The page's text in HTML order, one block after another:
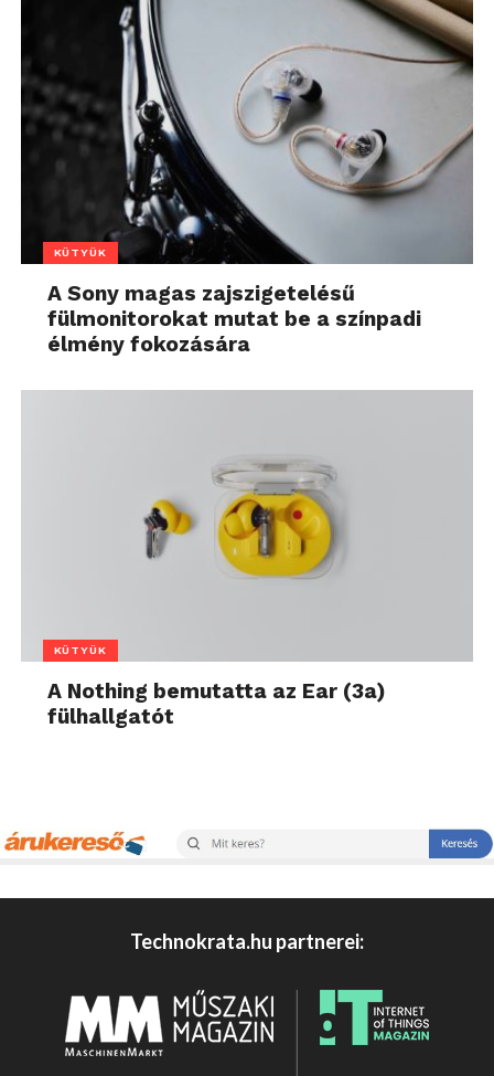
KÜTYÜK
A Sony magas zajszigetelésű
fülmonitorokat mutat be a színpadi
élmény fokozására
KÜTYÜK
A Nothing bemutatta az Ear (3a)
fülhallgatót
Technokrata.hu partnerei: